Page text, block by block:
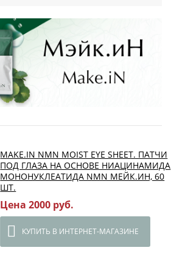
MAKE.IN NMN MOIST EYE SHEET. ПАТЧИ
ПОД ГЛАЗА НА ОСНОВЕ НИАЦИНАМИДА
МОНОНУКЛЕАТИДА NMN МЕЙК.ИН, 60
ШТ.
Цена 2000 руб.
КУПИТЬ В ИНТЕРНЕТ-МАГАЗИНЕ